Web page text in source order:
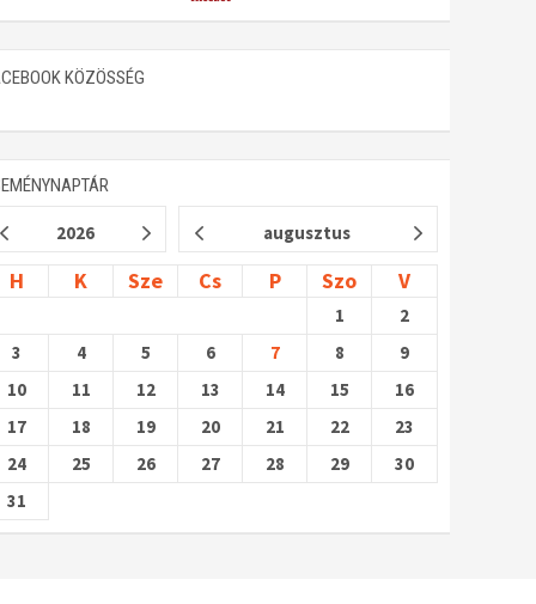
KÖZÖSSÉG
2026 augusztus
H K Sze Cs P Szo V
1
2
3
4 5 6 7 8
9
10
11 12 13 14 15
16
17
18 19 20 21 22
23
24
25 26 27 28 29
30
31